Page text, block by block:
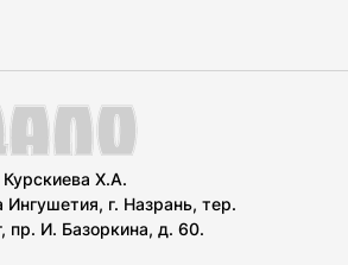
Х.А.
Ингушетия, г. Назрань, тер.
пр. И. Базоркина, д. 60.